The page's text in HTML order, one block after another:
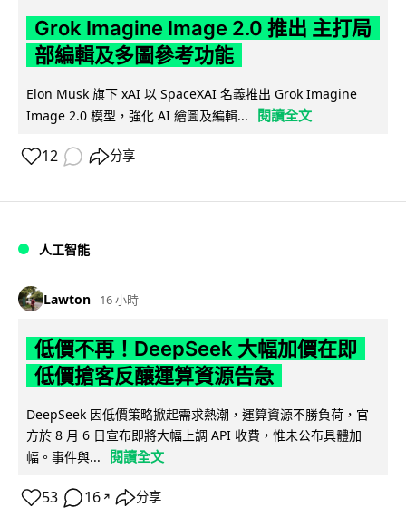
Grok Imagine Image 2.0 推出 主打局
部編輯及多圖參考功能
Elon Musk 旗下 xAI 以 SpaceXAI 名義推出 Grok Imagine
Image 2.0 模型，強化 AI 繪圖及編輯...
閱讀全文
12 分享
人工智能
Lawton 16 小時
低價不再！DeepSeek 大幅加價在即
低價搶客反釀運算資源告急
DeepSeek 因低價策略掀起需求熱潮，運算資源不勝負荷，官
方於 8 月 6 日宣布即將大幅上調 API 收費，惟未公布具體加
幅。事件與...
閱讀全文
53 16 ↗ 分享